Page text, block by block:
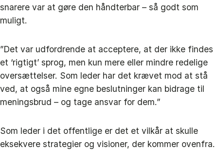
snarere var at gøre den håndterbar – så godt som
muligt.
”Det var udfordrende at acceptere, at der ikke findes
et ‘rigtigt’ sprog, men kun mere eller mindre redelige
oversættelser. Som leder har det krævet mod at stå
ved, at også mine egne beslutninger kan bidrage til
meningsbrud – og tage ansvar for dem.”
Som leder i det offentlige er det et vilkår at skulle
eksekvere strategier og visioner, der kommer ovenfra.